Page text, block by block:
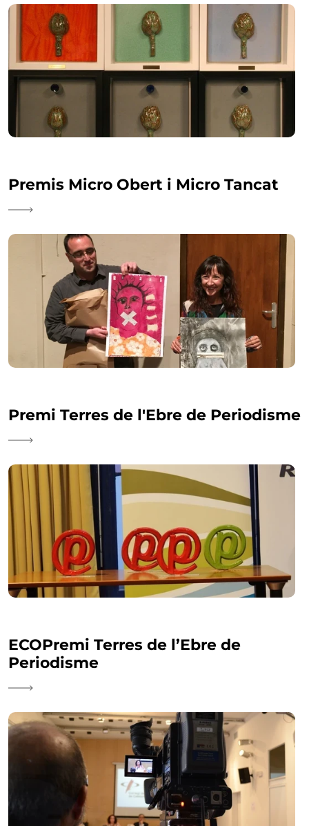
Premis Micro Obert i Micro Tancat
Premi Terres de l'Ebre de Periodisme
ECOPremi Terres de l’Ebre de
Periodisme